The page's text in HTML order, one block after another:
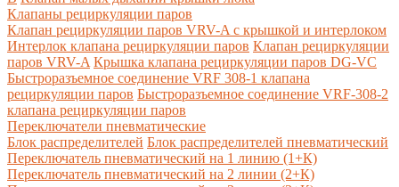
Клапаны рециркуляции паров
Клапан рециркуляции паров VRV-A с крышкой и интерлоком
Интерлок клапана рециркуляции паров Клапан рециркуляции
паров VRV-A Крышка клапана рециркуляции паров DG-VC
Быстроразъемное соединение VRF 308-1 клапана
рециркуляции паров Быстроразъемное соединение VRF-308-2
клапана рециркуляции паров
Переключатели пневматические
Блок распределителей Блок распределителей пневматический
Переключатель пневматический на 1 линию (1+К)
Переключатель пневматический на 2 линии (2+К)